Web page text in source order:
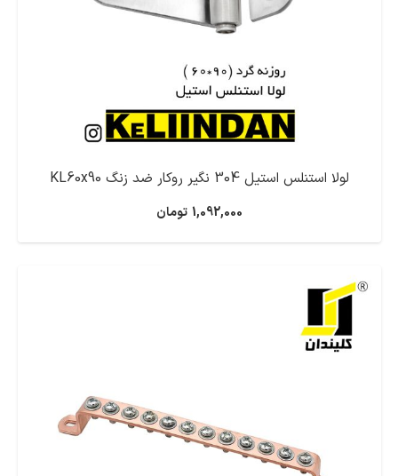
لولا استنلس استیل 304 نگیر روکار ضد زنگ KL60x90
1,092,000 تومان